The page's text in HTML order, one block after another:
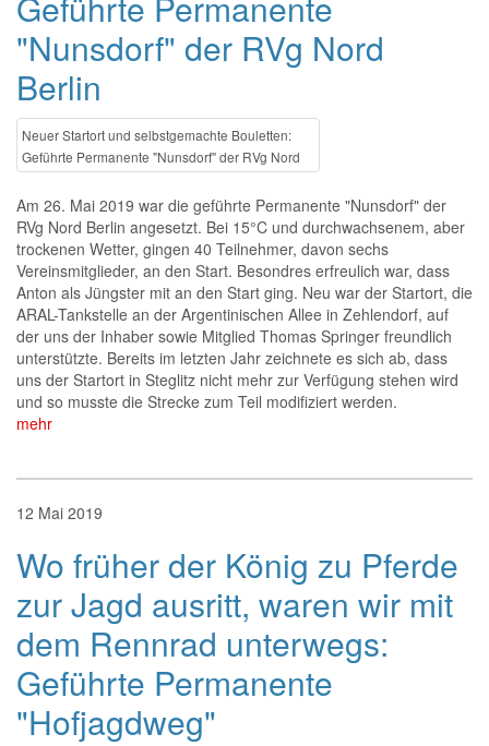
"Nunsdorf" der RVg Nord
Berlin
Neuer Startort und selbstgemachte Bouletten:
Geführte Permanente "Nunsdorf" der RVg Nord
Am 26. Mai 2019 war die geführte Permanente "Nunsdorf" der
RVg Nord Berlin angesetzt. Bei 15°C und durchwachsenem, aber
trockenen Wetter, gingen 40 Teilnehmer, davon sechs
Vereinsmitglieder, an den Start. Besondres erfreulich war, dass
Anton als Jüngster mit an den Start ging. Neu war der Startort, die
ARAL-Tankstelle an der Argentinischen Allee in Zehlendorf, auf
der uns der Inhaber sowie Mitglied Thomas Springer freundlich
unterstützte. Bereits im letzten Jahr zeichnete es sich ab, dass
uns der Startort in Steglitz nicht mehr zur Verfügung stehen wird
und so musste die Strecke zum Teil modifiziert werden.
mehr
12 Mai 2019
Wo früher der König zu Pferde
zur Jagd ausritt, waren wir mit
dem Rennrad unterwegs:
Geführte Permanente
"Hofjagdweg"